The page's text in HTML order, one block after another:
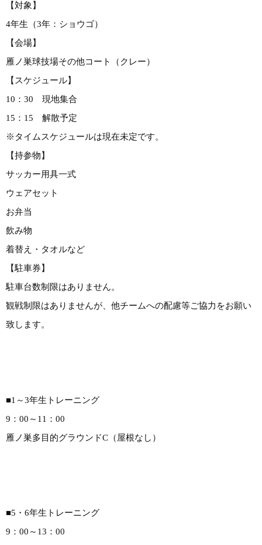
【対象】
4年生（3年：ショウゴ）
【会場】
雁ノ巣球技場その他コート（クレー）
【スケジュール】
10：30 現地集合
15：15 解散予定
※タイムスケジュールは現在未定です。
【持参物】
サッカー用具一式
ウェアセット
お弁当
飲み物
着替え・タオルなど
【駐車券】
駐車台数制限はありません。
観戦制限はありませんが、他チームへの配慮等ご協力をお願い
致します。
■1～3年生トレーニング
9：00～11：00
雁ノ巣多目的グラウンドC（屋根なし）
■5・6年生トレーニング
9：00～13：00